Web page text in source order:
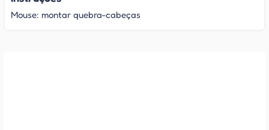
Mouse: montar quebra-cabeças